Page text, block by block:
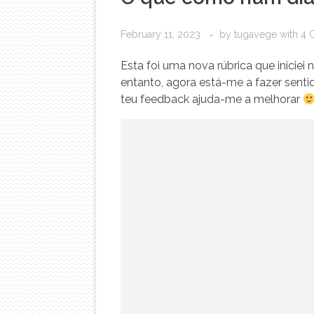
February 11, 2023 by tugavege with 4
Esta foi uma nova rúbrica que
entanto, agora está-me a fazer
teu feedback ajuda-me a melhorar